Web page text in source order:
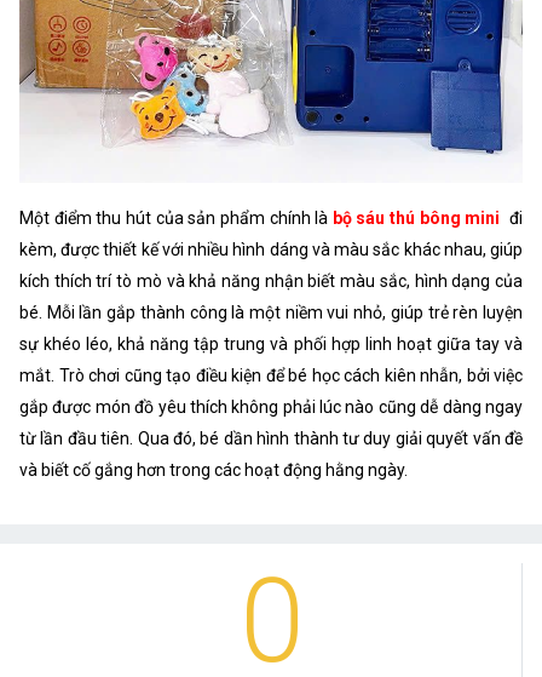
Một điểm thu hút của sản phẩm chính là bộ sáu thú bông mini đi
kèm, được thiết kế với nhiều hình dáng và màu sắc khác nhau, giúp
kích thích trí tò mò và khả năng nhận biết màu sắc, hình dạng của
bé. Mỗi lần gắp thành công là một niềm vui nhỏ, giúp trẻ rèn luyện
sự khéo léo, khả năng tập trung và phối hợp linh hoạt giữa tay và
mắt. Trò chơi cũng tạo điều kiện để bé học cách kiên nhẫn, bởi việc
gắp được món đồ yêu thích không phải lúc nào cũng dễ dàng ngay
từ lần đầu tiên. Qua đó, bé dần hình thành tư duy giải quyết vấn đề
và biết cố gắng hơn trong các hoạt động hằng ngày.
0